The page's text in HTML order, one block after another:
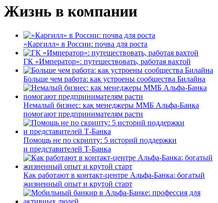
Жизнь в компании
«Каргилл» в России: почва для роста
ГК «Император»: путешествовать, работая вахтой
Больше чем работа: как устроены сообщества Билайна
Немалый бизнес: как менеджеры ММБ Альфа-Банка
помогают предпринимателям расти
Помощь не по скрипту: 5 историй поддержки
и представителей Т-Банка
Как работают в контакт-центре Альфа-Банка: богатый
жизненный опыт и крутой старт